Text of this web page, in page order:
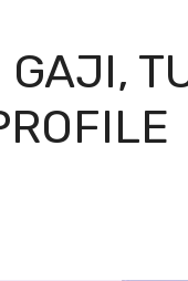
GAJI,